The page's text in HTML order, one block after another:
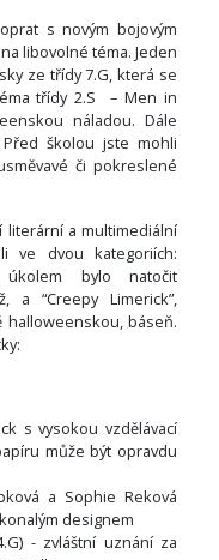
s novým bojovým
libovolné téma. Jeden
ze třídy 7.G, která se
třídy 2.S – Men in
náladou. Dále
školou jste mohli
či pokreslené
literární a multimediální
ve dvou kategoriích:
úkolem bylo natočit
a “Creepy Limerick”,
báseň.
s vysokou vzdělávací
může být opravdu
a Sophie Reková
designem
- zvláštní uznání za